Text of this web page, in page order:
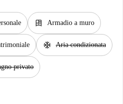
dresser Armadio a muro
ac_unit Aria condizionata
privato